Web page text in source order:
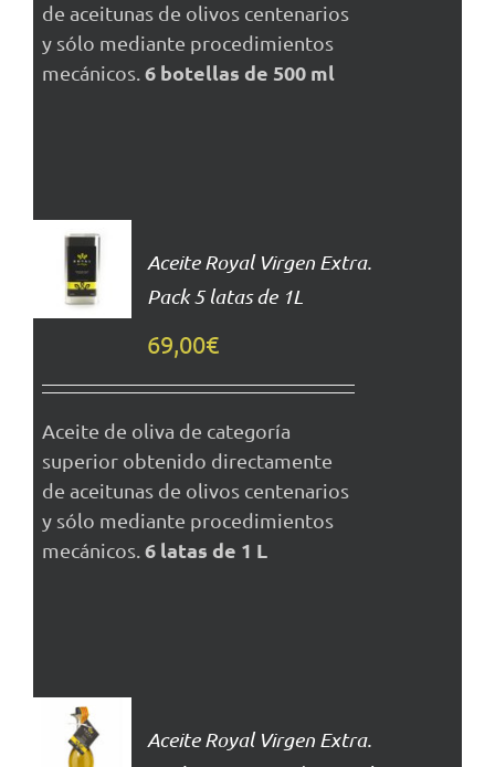
de aceitunas de olivos centenarios
y sólo mediante procedimientos
mecánicos. 6 botellas de 500 ml
AÑADIR
AL
CARRITOAceite Royal Virgen Extra.
Pack 5 latas de 1L
69,00€
Aceite de oliva de categoría
superior obtenido directamente
de aceitunas de olivos centenarios
y sólo mediante procedimientos
mecánicos. 6 latas de 1 L
AÑADIR
AL
CARRITOAceite Royal Virgen Extra.